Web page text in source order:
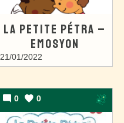
LA PETITE PÉTRA –
EMOSYON
21/01/2022
0 0